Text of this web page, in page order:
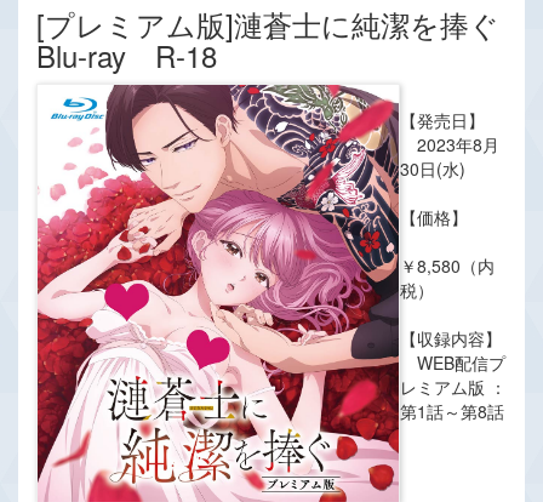
[プレミアム版]漣蒼士に純潔を捧ぐ
Blu-ray R-18
【発売日】
2023年8月
30日(水)
【価格】
￥8,580（内
税）
【収録内容】
WEB配信プ
レミアム版 ：
第1話～第8話